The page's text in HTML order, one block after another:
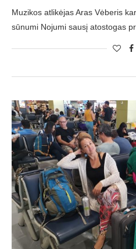
Muzikos atlikėjas Aras Vėberis
sūnumi Nojumi sausį atostogas